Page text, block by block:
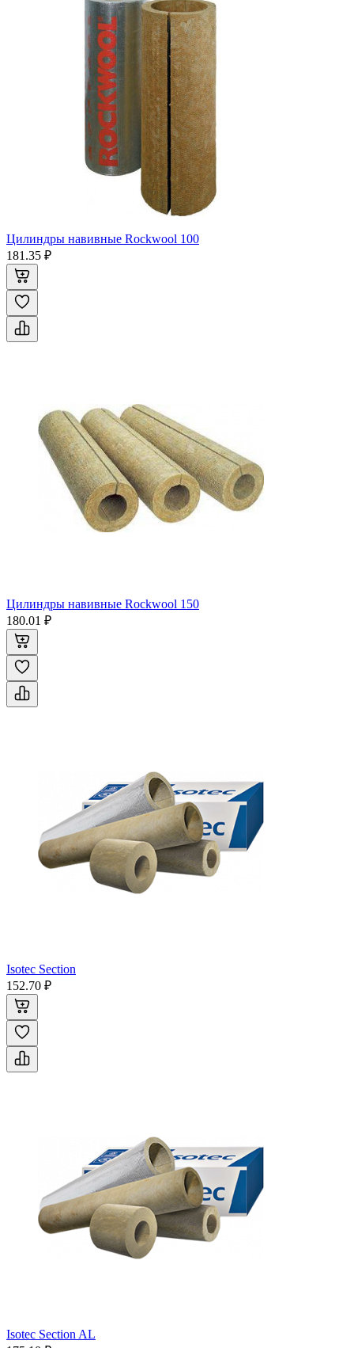
Цилиндры навивные Rockwool 100
181.35 ₽
Цилиндры навивные Rockwool 150
180.01 ₽
Isotec Section
152.70 ₽
Isotec Section AL